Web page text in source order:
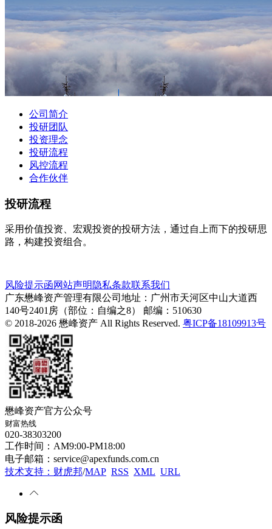
公司简介
投研团队
投资理念
投研流程
风控流程
合作伙伴
投研流程
采用价值投资、宏观投资的投研方法，通过自上而下的投研思
路，构建投资组合。
风险提示函网站声明 隐私条款联系我们
广东懋峰资产管理有限公司 地址：广州市天河区中山大道西
140号2401房（部位：自编之8）
邮编：510630
© 2018-2026 懋峰资产 All Rights Reserved. 粤ICP备18109913号
懋峰资产官方公众号
财富热线
020-38303200
工作时间：AM9:00-PM18:00
电子邮箱：service@apexfunds.com.cn
技术支持：财虎邦/MAP RSS XML URL
风险提示函